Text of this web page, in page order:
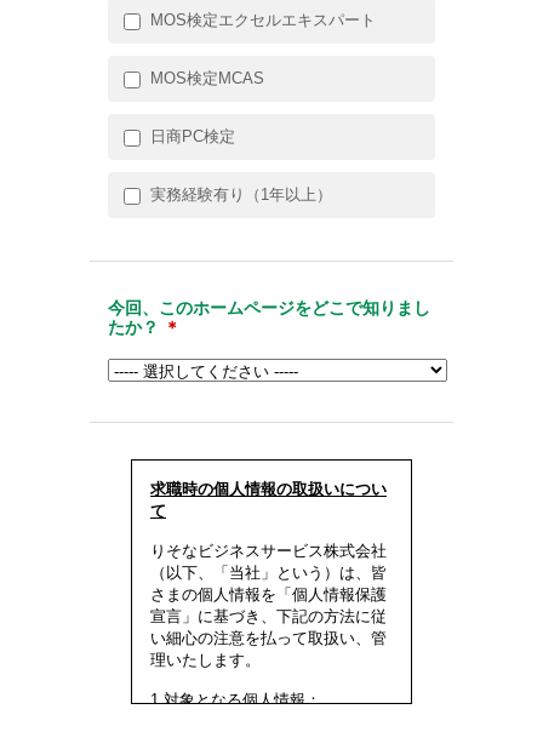
MOS検定エクセルエキスパート
MOS検定MCAS
日商PC検定
実務経験有り（1年以上）
今回、このホームページをどこで知りまし
たか？
＊
求職時の個人情報の取扱いについ
て
りそなビジネスサービス株式会社
（以下、「当社」という）は、皆
さまの個人情報を「個人情報保護
宣言」に基づき、下記の方法に従
い細心の注意を払って取扱い、管
理いたします。
1.対象となる個人情報：